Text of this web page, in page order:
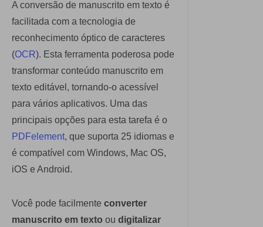
A conversão de manuscrito em texto é
facilitada com a tecnologia de
reconhecimento óptico de caracteres
(OCR). Esta ferramenta poderosa pode
transformar conteúdo manuscrito em
texto editável, tornando-o acessível
para vários aplicativos. Uma das
principais opções para esta tarefa é o
PDFelement, que suporta 25 idiomas e
é compatível com Windows, Mac OS,
iOS e Android.
Você pode facilmente converter
manuscrito em texto ou digitalizar